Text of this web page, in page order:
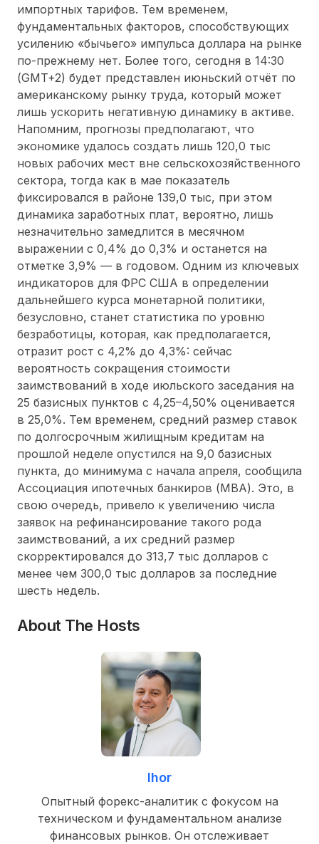
импортных тарифов. Тем временем,
фундаментальных факторов, способствующих
усилению «бычьего» импульса доллара на рынке
по-прежнему нет. Более того, сегодня в 14:30
(GMT+2) будет представлен июньский отчёт по
американскому рынку труда, который может
лишь ускорить негативную динамику в активе.
Напомним, прогнозы предполагают, что
экономике удалось создать лишь 120,0 тыс
новых рабочих мест вне сельскохозяйственного
сектора, тогда как в мае показатель
фиксировался в районе 139,0 тыс, при этом
динамика заработных плат, вероятно, лишь
незначительно замедлится в месячном
выражении с 0,4% до 0,3% и останется на
отметке 3,9% — в годовом. Одним из ключевых
индикаторов для ФРС США в определении
дальнейшего курса монетарной политики,
безусловно, станет статистика по уровню
безработицы, которая, как предполагается,
отразит рост с 4,2% до 4,3%: сейчас
вероятность сокращения стоимости
заимствований в ходе июльского заседания на
25 базисных пунктов с 4,25–4,50% оценивается
в 25,0%. Тем временем, средний размер ставок
по долгосрочным жилищным кредитам на
прошлой неделе опустился на 9,0 базисных
пункта, до минимума с начала апреля, сообщила
Ассоциация ипотечных банкиров (MBA). Это, в
свою очередь, привело к увеличению числа
заявок на рефинансирование такого рода
заимствований, а их средний размер
скорректировался до 313,7 тыс долларов с
менее чем 300,0 тыс долларов за последние
шесть недель.
About The Hosts
Ihor
Опытный форекс-аналитик с фокусом на
техническом и фундаментальном анализе
финансовых рынков. Он отслеживает